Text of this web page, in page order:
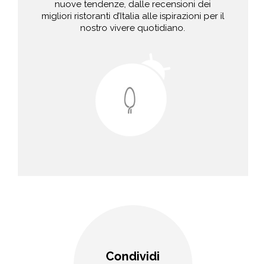
nuove tendenze, dalle recensioni dei
migliori ristoranti d’Italia alle ispirazioni per il
nostro vivere quotidiano.
Condividi